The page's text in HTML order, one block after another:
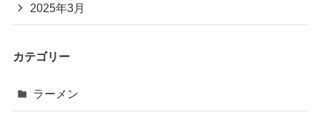
2025年3月
カテゴリー
ラーメン